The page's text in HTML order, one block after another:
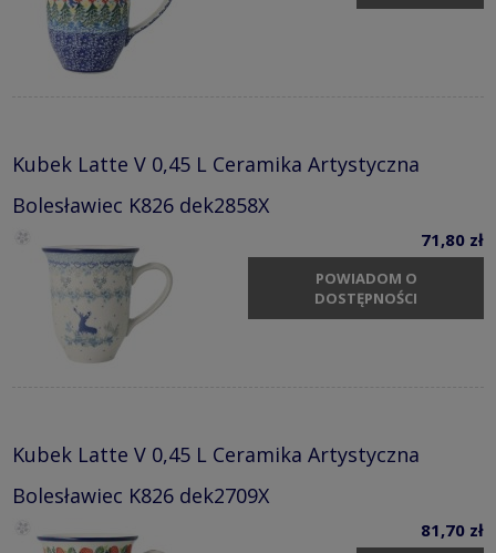
Kubek Latte V 0,45 L Ceramika Artystyczna
Bolesławiec K826 dek2858X
71,80 zł
POWIADOM O
DOSTĘPNOŚCI
Kubek Latte V 0,45 L Ceramika Artystyczna
Bolesławiec K826 dek2709X
81,70 zł